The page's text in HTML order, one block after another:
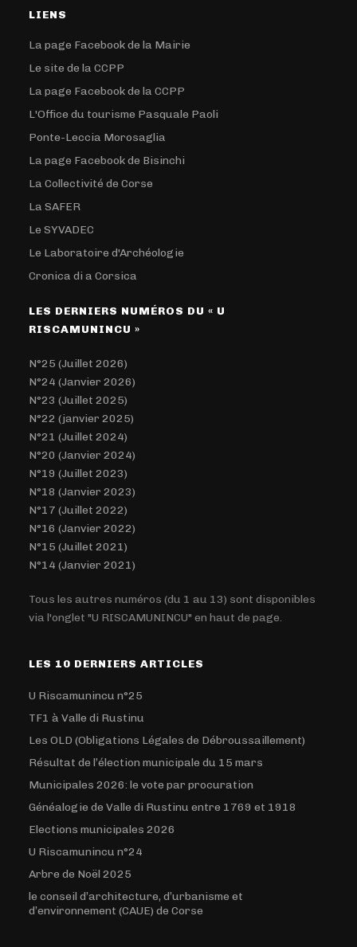
LIENS
La page Facebook de la Mairie
Le site de la CCPP
La page Facebook de la CCPP
L'Office du tourisme Pasquale Paoli
Ponte-Leccia Morosaglia
La page Facebook de Bisinchi
La Collectivité de Corse
La SAFER
Le SYVADEC
Le Laboratoire d'Archéologie
Cronica di a Corsica
LES DERNIERS NUMÉROS DU « U
RISCAMUNINCU »
N°25 (Juillet 2026)
N°24 (Janvier 2026)
N°23 (Juillet 2025)
N°22 (janvier 2025)
N°21 (Juillet 2024)
N°20 (Janvier 2024)
N°19 (Juillet 2023)
N°18 (Janvier 2023)
N°17 (Juillet 2022)
N°16 (Janvier 2022)
N°15 (Juillet 2021)
N°14 (Janvier 2021)
Tous les autres numéros (du 1 au 13) sont disponibles
via l'onglet "U RISCAMUNINCU" en haut de page.
LES 10 DERNIERS ARTICLES
U Riscamunincu n°25
TF1 à Valle di Rustinu
Les OLD (Obligations Légales de Débroussaillement)
Résultat de l’élection municipale du 15 mars
Municipales 2026: le vote par procuration
Généalogie de Valle di Rustinu entre 1769 et 1918
Elections municipales 2026
U Riscamunincu n°24
Arbre de Noël 2025
le conseil d’architecture, d’urbanisme et
d’environnement (CAUE) de Corse